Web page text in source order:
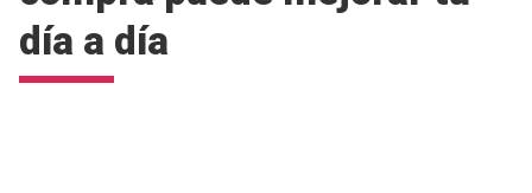
día a día